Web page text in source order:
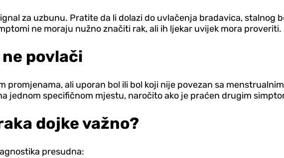
za uzbunu. Pratite da li dolazi do uvlačenja bradavica, stalnog
ne moraju nužno značiti rak, ali ih ljekar uvijek mora proveriti.
povlači
promjenama, ali uporan bol ili bol koji nije povezan sa
jednom specifičnom mjestu, naročito ako je praćen drugim
dojke važno?
presudna: